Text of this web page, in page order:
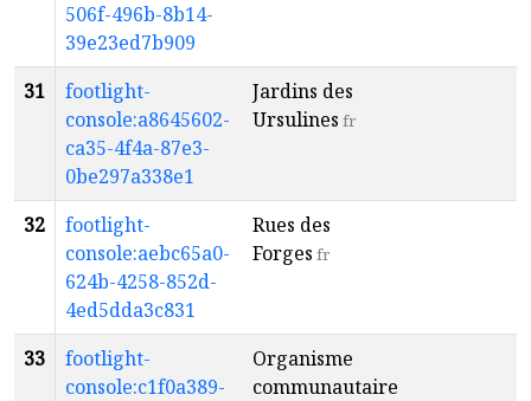
506f-496b-8b14-
39e23ed7b909
31
footlight-
console:a8645602-
ca35-4f4a-87e3-
0be297a338e1
Jardins des
Ursulines fr
32
footlight-
console:aebc65a0-
624b-4258-852d-
4ed5dda3c831
Rues des
Forges fr
33
footlight-
console:c1f0a389-
Organisme
communautaire